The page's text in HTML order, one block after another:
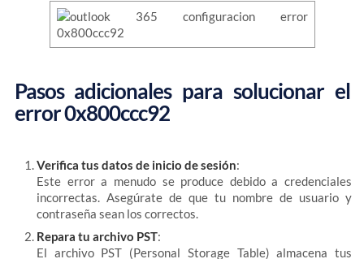
Pasos adicionales para solucionar el
error 0x800ccc92
Verifica tus datos de inicio de sesión:
Este error a menudo se produce debido a credenciales
incorrectas. Asegúrate de que tu nombre de usuario y
contraseña sean los correctos.
Repara tu archivo PST:
El archivo PST (Personal Storage Table) almacena tus